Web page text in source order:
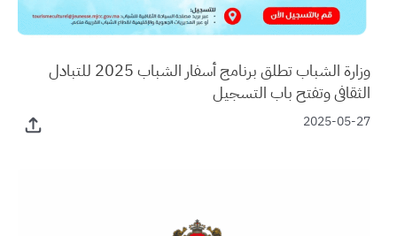
وزارة الشباب تطلق برنامج أسفار الشباب 2025 للتبادل
الثقافي وتفتح باب التسجيل
2025-05-27